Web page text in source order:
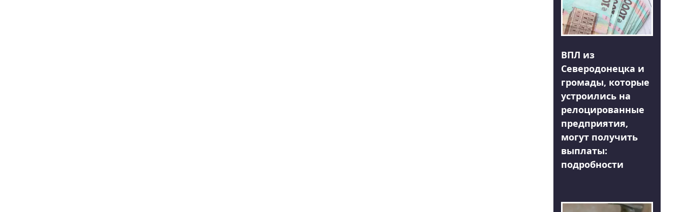
ВПЛ из
Северодонецка и
громады, которые
устроились на
релоцированные
предприятия,
могут получить
выплаты:
подробности